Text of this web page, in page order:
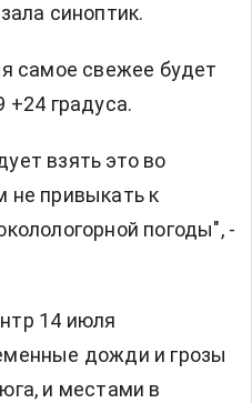
синоптик.
самое свежее будет
+24 градуса.
взять это во
не привыкать к
погоды", -
14 июля
дожди и грозы
и местами в